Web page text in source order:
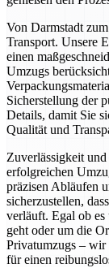
Von Darmstadt
Transport. Unsere
einen
Umzugs
Sicherstellung der
Details, damit Sie
Qualität und
Zuverlässigkeit
erfolgreichen
präzisen Abläufen
sicherzustellen,
verläuft. Egal ob
geht oder um die
Privatumzugs – wir
für einen